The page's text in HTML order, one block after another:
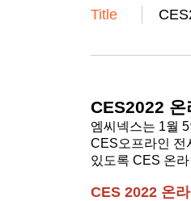
Title
CES2022 온
엠씨넥스는 1월
CES오프라인 전
있도록 CES 온
CES 2022 온